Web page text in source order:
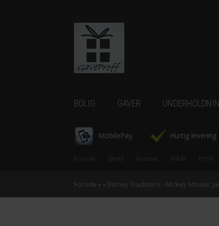
BOLIG
Borddækning -Tassen
Køkkenudstyr
Belysning
GAVER
-Bryllupsgaver
-Dåbsgaver
-Fars dag
-Gadgets
-IQ Spil
-Tegneserier
MobilePay Hurtig
Forside Bestil Kontakt Vilkår Profil
Forside » » Disney Traditions - Mickey Mouse,